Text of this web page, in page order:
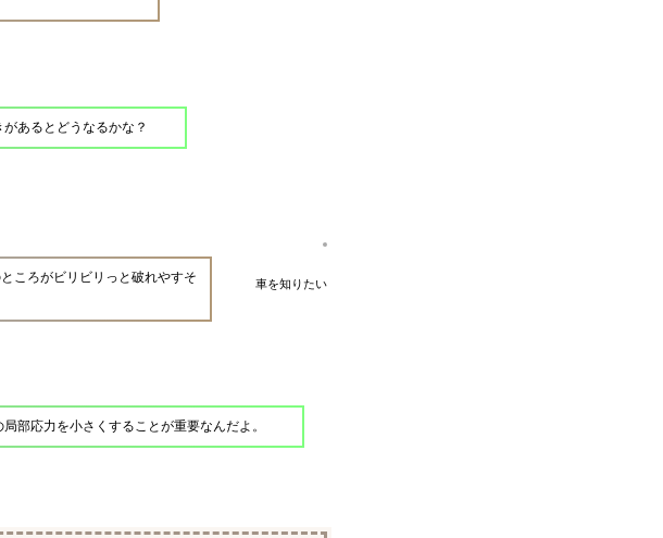
あるとどうなるかな？
車を知りたい
ころがビリビリっと破れやすそ
部応力を小さくすることが重要なんだよ。